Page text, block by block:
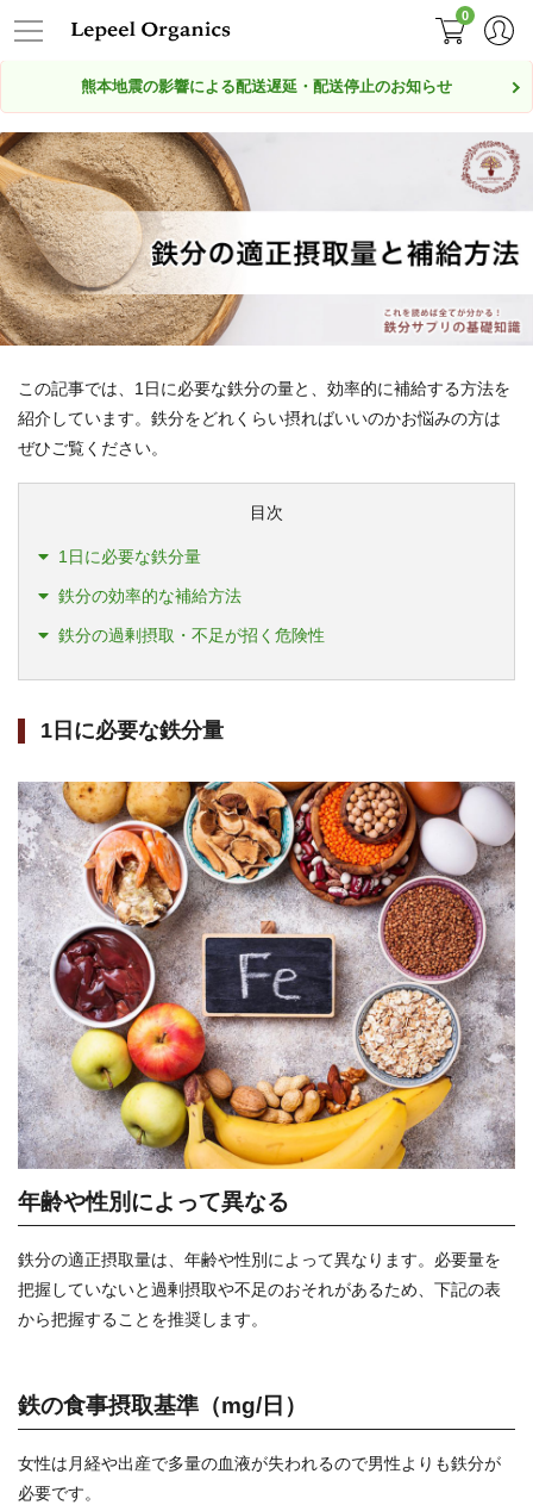
0
熊本地震の影響による配送遅延・配送停止のお知らせ
この記事では、1日に必要な鉄分の量と、効率的に補給する方法を
紹介しています。鉄分をどれくらい摂ればいいのかお悩みの方は
ぜひご覧ください。
目次
1日に必要な鉄分量
鉄分の効率的な補給方法
鉄分の過剰摂取・不足が招く危険性
1日に必要な鉄分量
年齢や性別によって異なる
鉄分の適正摂取量は、年齢や性別によって異なります。必要量を
把握していないと過剰摂取や不足のおそれがあるため、下記の表
から把握することを推奨します。
鉄の食事摂取基準（mg/日）
女性は月経や出産で多量の血液が失われるので男性よりも鉄分が
必要です。